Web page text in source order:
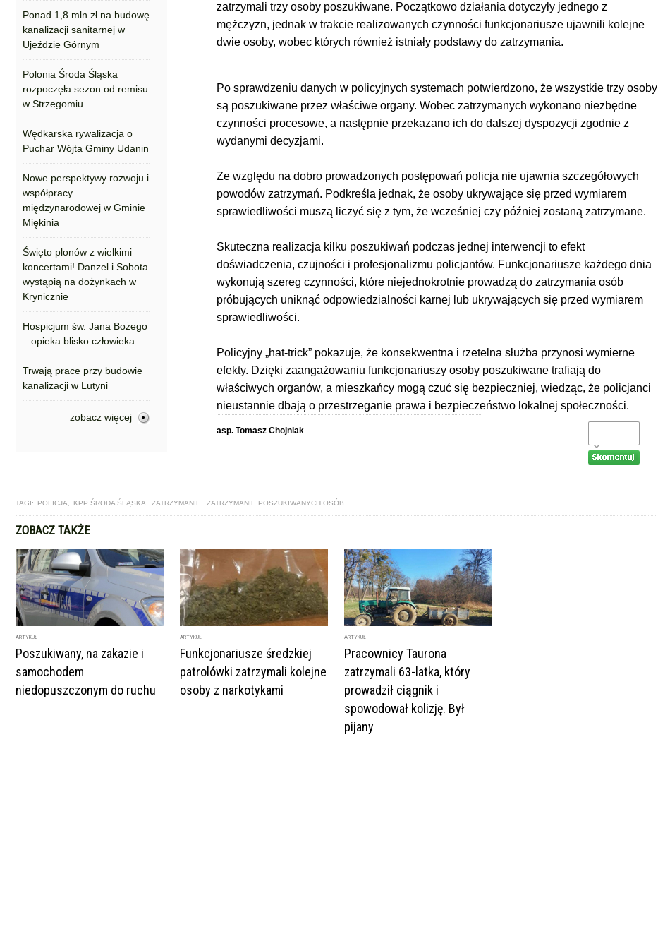
Ponad 1,8 mln zł na budowę
kanalizacji sanitarnej w
Ujeździe Górnym
Polonia Środa Śląska
rozpoczęła sezon od remisu
w Strzegomiu
Wędkarska rywalizacja o
Puchar Wójta Gminy Udanin
Nowe perspektywy rozwoju i
współpracy
międzynarodowej w Gminie
Miękinia
Święto plonów z wielkimi
koncertami! Danzel i Sobota
wystąpią na dożynkach w
Krynicznie
Hospicjum św. Jana Bożego
– opieka blisko człowieka
Trwają prace przy budowie
kanalizacji w Lutyni
zobacz więcej
zatrzymali trzy osoby poszukiwane. Początkowo działania dotyczyły jednego z
mężczyzn, jednak w trakcie realizowanych czynności funkcjonariusze ujawnili kolejne
dwie osoby, wobec których również istniały podstawy do zatrzymania.
Po sprawdzeniu danych w policyjnych systemach potwierdzono, że wszystkie trzy osoby
są poszukiwane przez właściwe organy. Wobec zatrzymanych wykonano niezbędne
czynności procesowe, a następnie przekazano ich do dalszej dyspozycji zgodnie z
wydanymi decyzjami.
Ze względu na dobro prowadzonych postępowań policja nie ujawnia szczegółowych
powodów zatrzymań. Podkreśla jednak, że osoby ukrywające się przed wymiarem
sprawiedliwości muszą liczyć się z tym, że wcześniej czy później zostaną zatrzymane.
Skuteczna realizacja kilku poszukiwań podczas jednej interwencji to efekt
doświadczenia, czujności i profesjonalizmu policjantów. Funkcjonariusze każdego dnia
wykonują szereg czynności, które niejednokrotnie prowadzą do zatrzymania osób
próbujących uniknąć odpowiedzialności karnej lub ukrywających się przed wymiarem
sprawiedliwości.
Policyjny „hat-trick” pokazuje, że konsekwentna i rzetelna służba przynosi wymierne
efekty. Dzięki zaangażowaniu funkcjonariuszy osoby poszukiwane trafiają do
właściwych organów, a mieszkańcy mogą czuć się bezpieczniej, wiedząc, że policjanci
nieustannie dbają o przestrzeganie prawa i bezpieczeństwo lokalnej społeczności.
asp. Tomasz Chojniak
TAGI: POLICJA KPP ŚRODA ŚLĄSKA ZATRZYMANIE ZATRZYMANIE POSZUKIWANYCH OSÓB
ZOBACZ TAKŻE
ARTYKUŁ
Poszukiwany, na zakazie i
samochodem
niedopuszczonym do ruchu
ARTYKUŁ
Funkcjonariusze średzkiej
patrolówki zatrzymali kolejne
osoby z narkotykami
ARTYKUŁ
Pracownicy Taurona
zatrzymali 63-latka, który
prowadził ciągnik i
spowodował kolizję. Był
pijany